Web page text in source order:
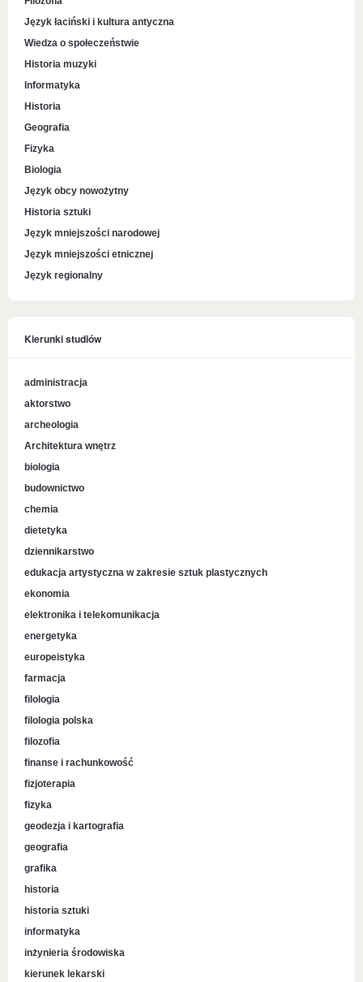
Język łaciński i kultura antyczna
Wiedza o społeczeństwie
Historia muzyki
Informatyka
Historia
Geografia
Fizyka
Biologia
Język obcy nowożytny
Historia sztuki
Język mniejszości narodowej
Język mniejszości etnicznej
Język regionalny
Kierunki studiów
administracja
aktorstwo
archeologia
Architektura wnętrz
biologia
budownictwo
chemia
dietetyka
dziennikarstwo
edukacja artystyczna w zakresie sztuk plastycznych
ekonomia
elektronika i telekomunikacja
energetyka
europeistyka
farmacja
filologia
filologia polska
filozofia
finanse i rachunkowość
fizjoterapia
fizyka
geodezja i kartografia
geografia
grafika
historia
historia sztuki
informatyka
inżynieria środowiska
kierunek lekarski